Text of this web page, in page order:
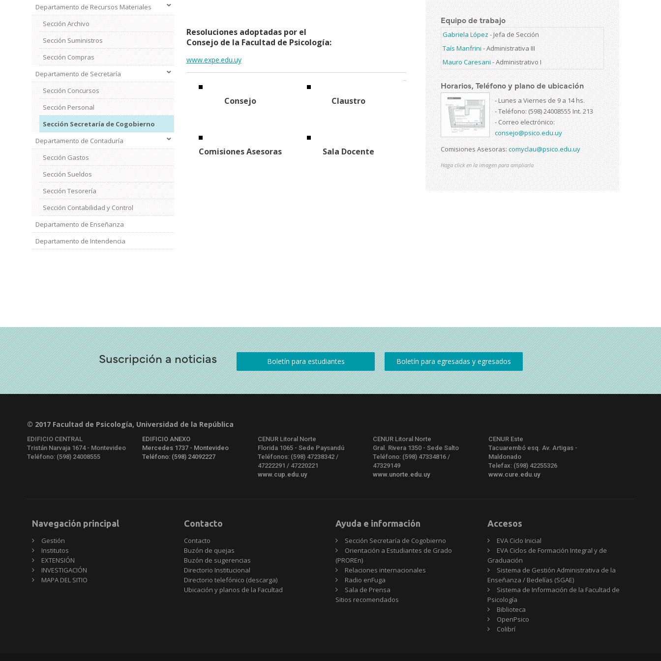
Departamento de Recursos Materiales
Sección Archivo
Sección Suministros
Sección Compras
Departamento de Secretaría
Sección Concursos
Sección Personal
Sección Secretaría de Cogobierno
Departamento de Contaduría
Sección Gastos
Sección Sueldos
Sección Tesorería
Sección Contabilidad y Control
Departamento de Enseñanza
Departamento de Intendencia
Equipo de trabajo
Gabriela López-Jefa de Sección
Taís Manfrini-Administrativa III
Mauro Caresani-Administrativo I
Horarios, Teléfono y plano de ubicación
- Lunes a Viernes de 9 a 14 hs.
- Teléfono: (598) 24008555 Int. 213
- Correo electrónico:
consejo@psico.edu.uy
Comisiones Asesoras:comyclau@psico.edu.uy
Haga click en la imagen para ampliarla
Resoluciones adoptadas por el
Consejo de la Facultad de Psicología:
www.expe.edu.uy
Consejo Claustro
Comisiones Asesoras Sala Docente
Suscripción a noticias
© 2017 Facultad de Psicología, Universidad de la República
EDIFICIO CENTRAL
Tristán Narvaja 1674 - Montevideo
Teléfono: (598) 24008555
EDIFICIO ANEXO
Mercedes 1737 - Montevideo
Teléfono: (598) 24092227
CENUR Litoral Norte
Florida 1065 - Sede Paysandú
Teléfonos: (598) 47238342 /
47222291 / 47220221
www.cup.edu.uy
CENUR Litoral Norte
Gral. Rivera 1350 - Sede Salto
Teléfono: (598) 47334816 /
47329149
www.unorte.edu.uy
CENUR Este
Tacuarembó esq. Av. Artigas -
Maldonado
Telefax: (598) 42255326
www.cure.edu.uy
Navegación principal
Gestión
Institutos
EXTENSIÓN
INVESTIGACIÓN
MAPA DEL SITIO
Contacto
Contacto
Buzón de quejas
Buzón de sugerencias
Directorio Institucional
Directorio telefónico (descarga)
Ubicación y planos de la Facultad
Ayuda e información
Sección Secretaría de Cogobierno
Orientación a Estudiantes de Grado
(PROREn)
Relaciones internacionales
Radio enFuga
Sala de Prensa
Sitios
Sitios recomendados
Accesos
EVA Ciclo Inicial
EVA Ciclos de Formación Integral y de
Graduación
Sistema de Gestión Administrativa de la
Enseñanza / Bedelías (SGAE)
Sistema de Información de la Facultad de
Psicología
Biblioteca
OpenPsico
Colibrí